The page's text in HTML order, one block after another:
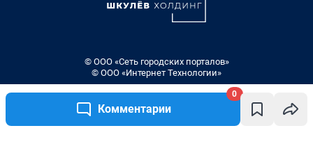
Комментарии
0
© ООО «Сеть городских порталов»
© ООО «Интернет Технологии»